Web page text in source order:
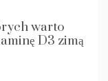
warto
D3 zimą